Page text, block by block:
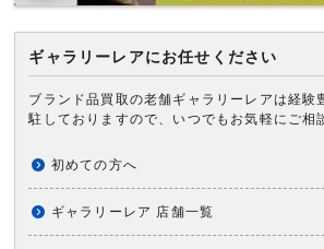
ギャラリーレアにお任せください
ブランド品買取の老舗ギャラリーレアは経験
駐しておりますので、いつでもお気軽にご相
初めての方へ
ギャラリーレア 店舗一覧